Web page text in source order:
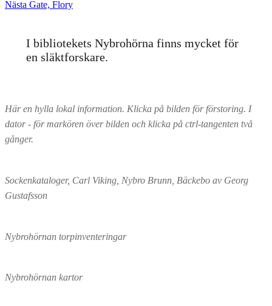
inlägg:
Nästa Nästa
Gate, Flory
I bibliotekets Nybrohörna finns mycket för
en släktforskare.
Här en hylla lokal information. Klicka på bilden för förstoring. I
dator - för markören över bilden och klicka på ctrl-tangenten två
gånger.
Sockenkataloger, Carl Viking, Nybro Brunn, Bäckebo av Georg
Gustafsson
Nybrohörnan torpinventeringar
Nybrohörnan kartor